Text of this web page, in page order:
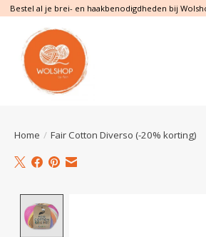
Bestel al je brei- en haakbenodigdheden bij
Home / Fair Cotton Diverso (-20% korting)